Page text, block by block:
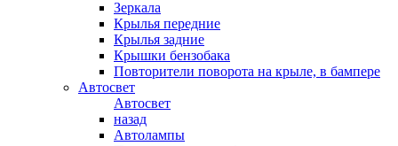
Зеркала
Крылья передние
Крылья задние
Крышки бензобака
Повторители поворота на крыле, в бампере
Автосвет
Автосвет
назад
Автолампы